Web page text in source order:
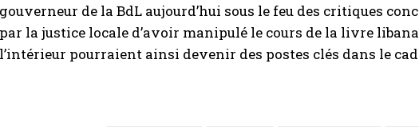
gouverneur de la BdL aujourd’hui sous le feu des critiques
par la justice locale d’avoir manipulé le cours de la livre
l’intérieur pourraient ainsi devenir des postes clés dans le